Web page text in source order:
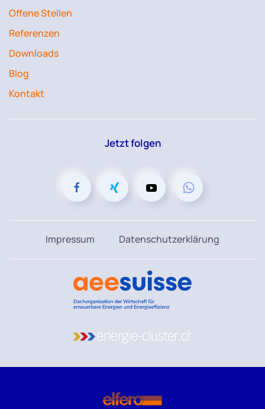
Offene Stellen
Referenzen
Downloads
Blog
Kontakt
Jetzt folgen
Impressum Datenschutzerklärung